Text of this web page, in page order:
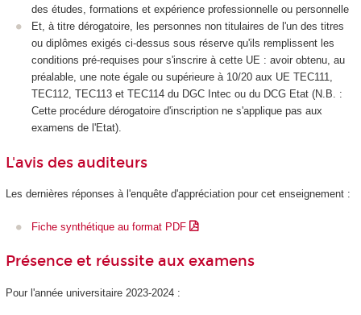
des études, formations et expérience professionnelle ou personnelle
Et, à titre dérogatoire, les personnes non titulaires de l'un des titres
ou diplômes exigés ci-dessus sous réserve qu'ils remplissent les
conditions pré-requises pour s'inscrire à cette UE : avoir obtenu, au
préalable, une note égale ou supérieure à 10/20 aux UE TEC111,
TEC112, TEC113 et TEC114 du DGC Intec ou du DCG Etat (N.B. :
Cette procédure dérogatoire d'inscription ne s'applique pas aux
examens de l'Etat).
L'avis des auditeurs
Les dernières réponses à l'enquête d'appréciation pour cet enseignement :
Fiche synthétique au format PDF
Présence et réussite aux examens
Pour l'année universitaire 2023-2024 :